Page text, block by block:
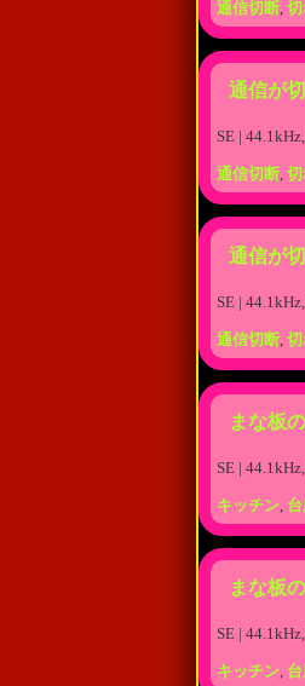
通信切断, 切
通信が
SE |
通信切断, 切
通信が
SE |
通信切断, 切
まな板
SE |
キッチン,
まな板
SE |
キッチン,